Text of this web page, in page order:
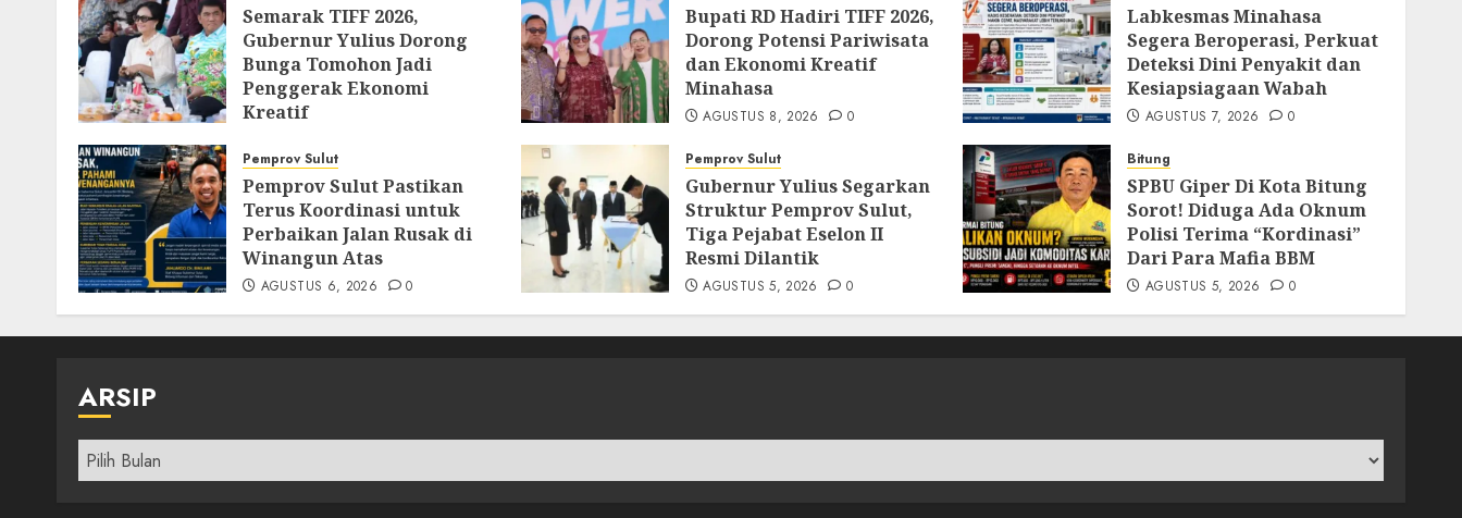
Semarak TIFF 2026,
Gubernur Yulius Dorong
Bunga Tomohon Jadi
Penggerak Ekonomi
Kreatif
Bupati RD Hadiri TIFF 2026,
Dorong Potensi Pariwisata
dan Ekonomi Kreatif
Minahasa
AGUSTUS 8, 2026 0
Labkesmas Minahasa
Segera Beroperasi, Perkuat
Deteksi Dini Penyakit dan
Kesiapsiagaan Wabah
AGUSTUS 7, 2026 0
Pemprov Sulut
Pemprov Sulut Pastikan
Terus Koordinasi untuk
Perbaikan Jalan Rusak di
Winangun Atas
AGUSTUS 6, 2026 0
Pemprov Sulut
Gubernur Yulius Segarkan
Struktur Pemprov Sulut,
Tiga Pejabat Eselon II
Resmi Dilantik
AGUSTUS 5, 2026 0
Bitung
SPBU Giper Di Kota Bitung
Sorot! Diduga Ada Oknum
Polisi Terima “Kordinasi”
Dari Para Mafia BBM
AGUSTUS 5, 2026 0
ARSIP
Arsip